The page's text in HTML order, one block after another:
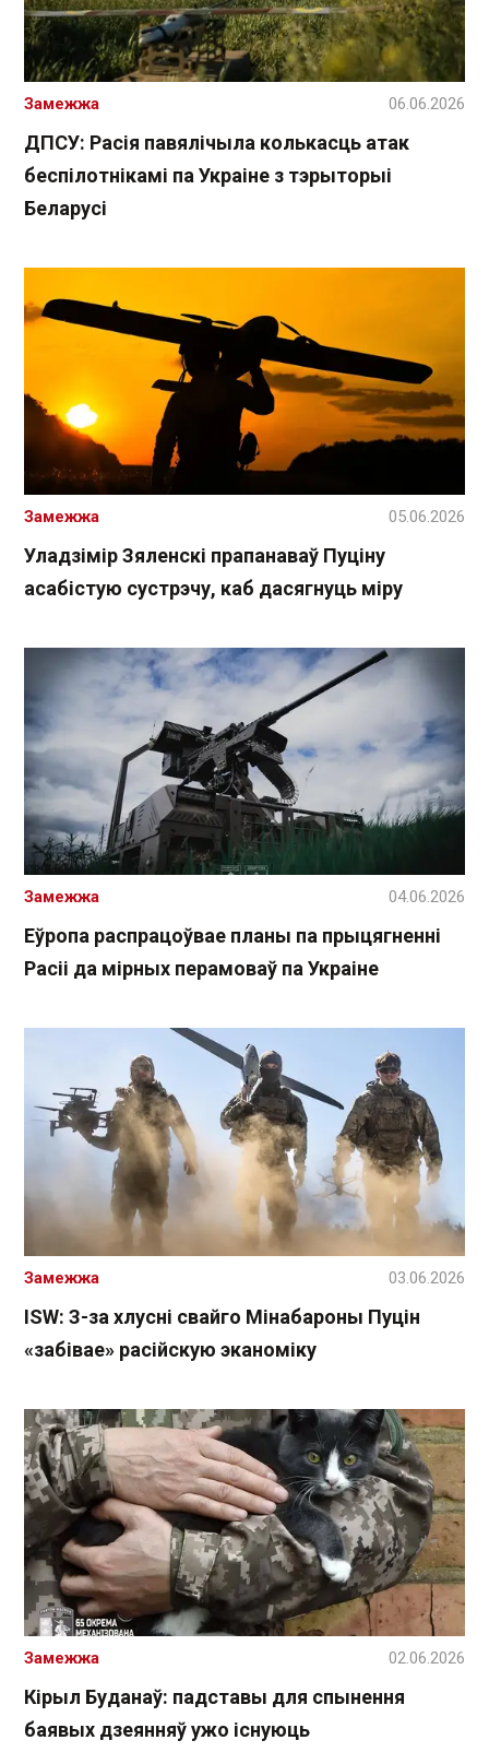
ДПСУ: Расія павялічыла колькасць атак
беспілотнікамі па Украіне з тэрыторыі
Беларусі
Замежжа 06.06.2026
Уладзімір Зяленскі прапанаваў Пуціну
асабістую сустрэчу, каб дасягнуць міру
Замежжа 05.06.2026
Еўропа распрацоўвае планы па прыцягненні
Расіі да мірных перамоваў па Украіне
Замежжа 04.06.2026
ISW: З-за хлусні свайго Мінабароны Пуцін
«забівае» расійскую эканоміку
Замежжа 03.06.2026
Кірыл Буданаў: падставы для спынення
баявых дзеянняў ужо існуюць
Замежжа 02.06.2026